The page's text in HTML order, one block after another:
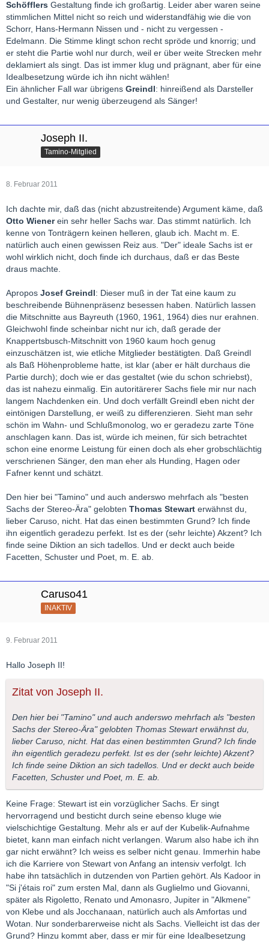
Schöfflers Gestaltung finde ich großartig. Leider aber waren seine
stimmlichen Mittel nicht so reich und widerstandfähig wie die von
Schorr, Hans-Hermann Nissen und - nicht zu vergessen -
Edelmann. Die Stimme klingt schon recht spröde und knorrig; und
er steht die Partie wohl nur durch, weil er über weite Strecken mehr
deklamiert als singt. Das ist immer klug und prägnant, aber für eine
Idealbesetzung würde ich ihn nicht wählen!
Ein ähnlicher Fall war übrigens Greindl: hinreißend als Darsteller
und Gestalter, nur wenig überzeugend als Sänger!
Joseph II.
Tamino-Mitglied
8. Februar 2011
Ich dachte mir, daß das (nicht abzustreitende) Argument käme, daß
Otto Wienerein sehr heller Sachs war. Das stimmt natürlich. Ich
kenne von Tonträgern keinen helleren, glaub ich. Macht m. E.
natürlich auch einen gewissen Reiz aus. "Der" ideale Sachs ist er
wohl wirklich nicht, doch finde ich durchaus, daß er das Beste
draus machte.
Apropos Josef Greindl: Dieser muß in der Tat eine kaum zu
beschreibende Bühnenpräsenz besessen haben. Natürlich lassen
die Mitschnitte aus Bayreuth (1960, 1961, 1964) dies nur erahnen.
Gleichwohl finde scheinbar nicht nur ich, daß gerade der
Knappertsbusch-Mitschnitt von 1960 kaum hoch genug
einzuschätzen ist, wie etliche Mitglieder bestätigten. Daß Greindl
als Baß Höhenprobleme hatte, ist klar (aber er hält durchaus die
Partie durch); doch wie er das gestaltet (wie du schon schriebst),
das ist nahezu einmalig. Ein autoritärerer Sachs fiele mir nur nach
langem Nachdenken ein. Und doch verfällt Greindl eben nicht der
eintönigen Darstellung, er weiß zu differenzieren. Sieht man sehr
schön im Wahn- und Schlußmonolog, wo er geradezu zarte Töne
anschlagen kann. Das ist, würde ich meinen, für sich betrachtet
schon eine enorme Leistung für einen doch als eher grobschlächtig
verschrienen Sänger, den man eher als Hunding, Hagen oder
Fafner kennt und schätzt.
Den hier bei "Tamino" und auch anderswo mehrfach als "besten
Sachs der Stereo-Ära" gelobten Thomas Stewart erwähnst du,
lieber Caruso, nicht. Hat das einen bestimmten Grund? Ich finde
ihn eigentlich geradezu perfekt. Ist es der (sehr leichte) Akzent? Ich
finde seine Diktion an sich tadellos. Und er deckt auch beide
Facetten, Schuster und Poet, m. E. ab.
Caruso41
INAKTIV
9. Februar 2011
Hallo Joseph II!
Zitat von Joseph II.
Den hier bei "Tamino" und auch anderswo mehrfach als "besten
Sachs der Stereo-Ära" gelobten Thomas Stewart erwähnst du,
lieber Caruso, nicht. Hat das einen bestimmten Grund? Ich finde
ihn eigentlich geradezu perfekt. Ist es der (sehr leichte) Akzent?
Ich finde seine Diktion an sich tadellos. Und er deckt auch beide
Facetten, Schuster und Poet, m. E. ab.
Keine Frage: Stewart ist ein vorzüglicher Sachs. Er singt
hervorragend und besticht durch seine ebenso kluge wie
vielschichtige Gestaltung. Mehr als er auf der Kubelik-Aufnahme
bietet, kann man einfach nicht verlangen. Warum also habe ich ihn
gar nicht erwähnt? Ich weiss es selber nicht genau. Immerhin habe
ich die Karriere von Stewart von Anfang an intensiv verfolgt. Ich
habe ihn tatsächlich in dutzenden von Partien gehört. Als Kadoor in
"Si j'étais roi" zum ersten Mal, dann als Guglielmo und Giovanni,
später als Rigoletto, Renato und Amonasro, Jupiter in "Alkmene"
von Klebe und als Jocchanaan, natürlich auch als Amfortas und
Wotan. Nur sonderbarerweise nicht als Sachs. Vielleicht ist das der
Grund? Hinzu kommt aber, dass er mir für eine Idealbesetzung